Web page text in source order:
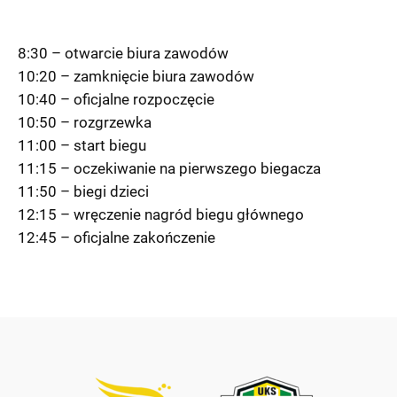
8:30 – otwarcie biura zawodów
10:20 – zamknięcie biura zawodów
10:40 – oficjalne rozpoczęcie
10:50 – rozgrzewka
11:00 – start biegu
11:15 – oczekiwanie na pierwszego biegacza
11:50 – biegi dzieci
12:15 – wręczenie nagród biegu głównego
12:45 – oficjalne zakończenie